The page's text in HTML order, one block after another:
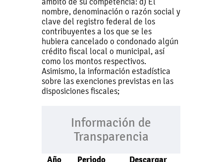
nombre, denominación o razón social y
clave del registro federal de los
contribuyentes a los que se les
hubiera cancelado o condonado algún
crédito fiscal local o municipal, así
como los montos respectivos.
Asimismo, la información estadística
sobre las exenciones previstas en las
disposiciones fiscales;
Información de
Transparencia
Año Periodo Descargar